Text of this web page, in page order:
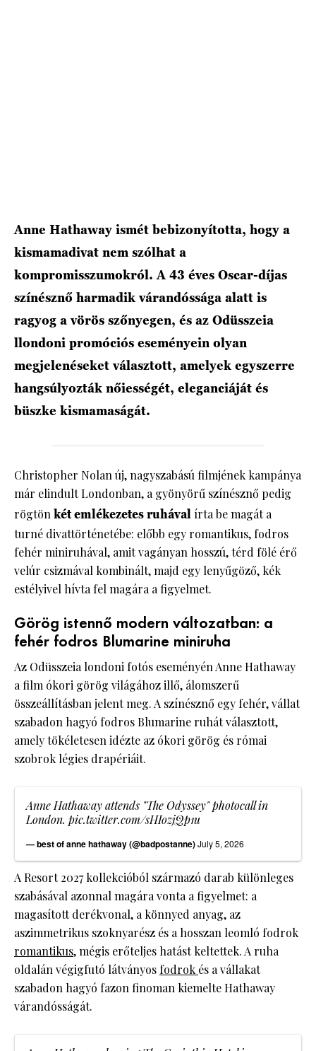
Anne Hathaway ismét bebizonyította, hogy a
kismamadivat nem szólhat a
kompromisszumokról. A 43 éves Oscar-díjas
színésznő harmadik várandóssága alatt is
ragyog a vörös szőnyegen, és az Odüsszeia
llondoni promóciós eseményein olyan
megjelenéseket választott, amelyek egyszerre
hangsúlyozták nőiességét, eleganciáját és
büszke kismamaságát.
Christopher Nolan új, nagyszabású filmjének kampánya
már elindult Londonban, a gyönyörű színésznő pedig
rögtönkét emlékezetes ruhával írta be magát a
turné divattörténetébe: előbb egy romantikus, fodros
fehér miniruhával, amit vagányan hosszú, térd fölé érő
velúr csizmával kombinált, majd egy lenyűgöző, kék
estélyivel hívta fel magára a figyelmet.
Görög istennő modern változatban: a
fehér fodros Blumarine miniruha
Az Odüsszeia londoni fotós eseményén Anne Hathaway
a film ókori görög világához illő, álomszerű
összeállításban jelent meg. A színésznő egy fehér, vállat
szabadon hagyó fodros Blumarine ruhát választott,
amely tökéletesen idézte az ókori görög és római
szobrok légies drapériáit.
Anne Hathaway attends "The Odyssey" photocall in
London. pic.twitter.com/sHIozjQp1u
— best of anne hathaway (@badpostanne)July 5, 2026
A Resort 2027 kollekcióból származó darab különleges
szabásával azonnal magára vonta a figyelmet: a
magasított derékvonal, a könnyed anyag, az
aszimmetrikus szoknyarész és a hosszan leomló fodrok
romantikus,mégis erőteljes hatást keltettek. A ruha
oldalán végigfutó látványos fodrok és a vállakat
szabadon hagyó fazon finoman kiemelte Hathaway
várandósságát.